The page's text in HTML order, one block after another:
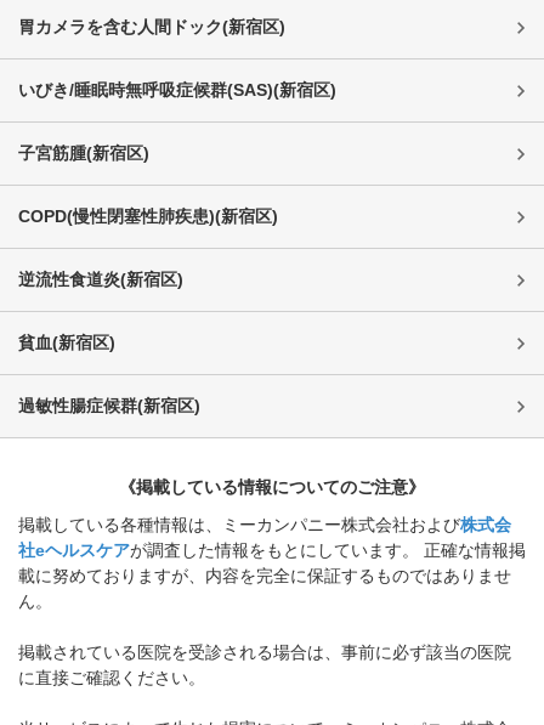
胃カメラを含む人間ドック(新宿区)
いびき/睡眠時無呼吸症候群(SAS)(新宿区)
子宮筋腫(新宿区)
COPD(慢性閉塞性肺疾患)(新宿区)
逆流性食道炎(新宿区)
貧血(新宿区)
過敏性腸症候群(新宿区)
《掲載している情報についてのご注意》
掲載している各種情報は、ミーカンパニー株式会社および株式会
社eヘルスケアが調査した情報をもとにしています。 正確な情報掲
載に努めておりますが、内容を完全に保証するものではありませ
ん。
掲載されている医院を受診される場合は、事前に必ず該当の医院
に直接ご確認ください。